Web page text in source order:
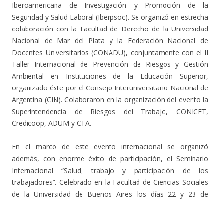
Iberoamericana de Investigación y Promoción de la
Seguridad y Salud Laboral (Iberpsoc). Se organizó en estrecha
colaboración con la Facultad de Derecho de la Universidad
Nacional de Mar del Plata y la Federación Nacional de
Docentes Universitarios (CONADU), conjuntamente con el II
Taller Internacional de Prevención de Riesgos y Gestión
Ambiental en Instituciones de la Educación Superior,
organizado éste por el Consejo Interuniversitario Nacional de
Argentina (CIN). Colaboraron en la organización del evento la
Superintendencia de Riesgos del Trabajo, CONICET,
Credicoop, ADUM y CTA.
En el marco de este evento internacional se organizó
además, con enorme éxito de participación, el Seminario
Internacional “Salud, trabajo y participación de los
trabajadores”. Celebrado en la Facultad de Ciencias Sociales
de la Universidad de Buenos Aires los días 22 y 23 de